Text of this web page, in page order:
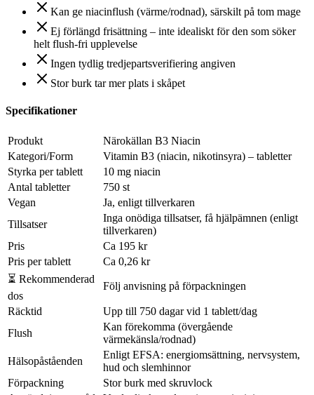
Kan ge niacinflush (värme/rodnad), särskilt på tom mage
Ej förlängd frisättning – inte idealiskt för den som söker
helt flush-fri upplevelse
Ingen tydlig tredjepartsverifiering angiven
Stor burk tar mer plats i skåpet
Specifikationer
Produkt
Närokällan B3 Niacin
Kategori/Form
Vitamin B3 (niacin, nikotinsyra) – tabletter
Styrka per tablett
10 mg niacin
Antal tabletter
750 st
Vegan
Ja, enligt tillverkaren
Tillsatser
Inga onödiga tillsatser, få hjälpämnen (enligt
tillverkaren)
Pris
Ca 195 kr
Pris per tablett
Ca 0,26 kr
⏳ Rekommenderad
dos
Följ anvisning på förpackningen
Räcktid
Upp till 750 dagar vid 1 tablett/dag
Flush
Kan förekomma (övergående
värmekänsla/rodnad)
Hälsopåståenden
Enligt EFSA: energiomsättning, nervsystem,
hud och slemhinnor
Förpackning
Stor burk med skruvlock